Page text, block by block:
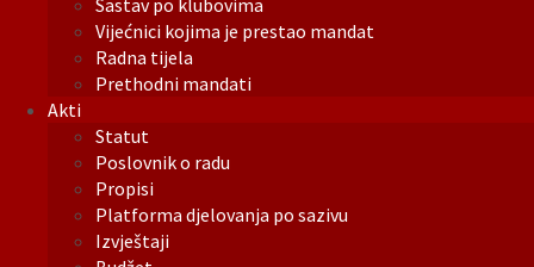
Sastav po klubovima
Vijećnici kojima je prestao mandat
Radna tijela
Prethodni mandati
Akti
Statut
Poslovnik o radu
Propisi
Platforma djelovanja po sazivu
Izvještaji